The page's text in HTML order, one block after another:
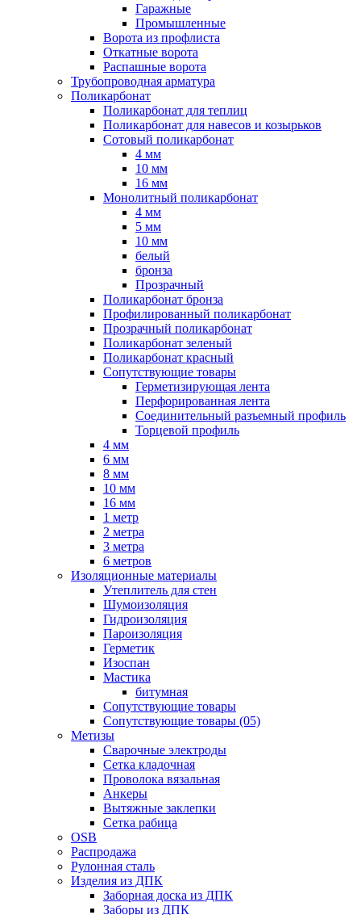
Гаражные
Промышленные
Ворота из профлиста
Откатные ворота
Распашные ворота
Трубопроводная арматура
Поликарбонат
Поликарбонат для теплиц
Поликарбонат для навесов и козырьков
Сотовый поликарбонат
4 мм
10 мм
16 мм
Монолитный поликарбонат
4 мм
5 мм
10 мм
белый
бронза
Прозрачный
Поликарбонат бронза
Профилированный поликарбонат
Прозрачный поликарбонат
Поликарбонат зеленый
Поликарбонат красный
Сопутствующие товары
Герметизирующая лента
Перфорированная лента
Соединительный разъемный профиль
Торцевой профиль
4 мм
6 мм
8 мм
10 мм
16 мм
1 метр
2 метра
3 метра
6 метров
Изоляционные материалы
Утеплитель для стен
Шумоизоляция
Гидроизоляция
Пароизоляция
Герметик
Изоспан
Мастика
битумная
Сопутствующие товары
Сопутствующие товары (05)
Метизы
Сварочные электроды
Сетка кладочная
Проволока вязальная
Анкеры
Вытяжные заклепки
Сетка рабица
OSB
Распродажа
Рулонная сталь
Изделия из ДПК
Заборная доска из ДПК
Заборы из ДПК